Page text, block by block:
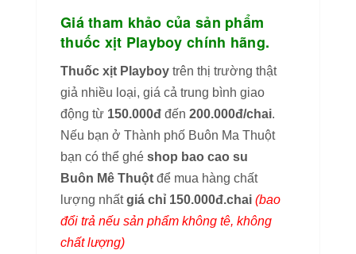
Giá tham khảo của sản phẩm
thuốc xịt Playboy chính hãng.
Thuốc xịt Playboy trên thị trường thật
giả nhiều loại, giá cả trung bình giao
động từ 150.000đ đến 200.000đ/chai.
Nếu bạn ở Thành phố Buôn Ma Thuột
bạn có thể ghé shop bao cao su
Buôn Mê Thuột để mua hàng chất
lượng nhấtgiá chỉ 150.000đ.chai (bao
đổi trả nếu sản phẩm không tê, không
chất lượng)